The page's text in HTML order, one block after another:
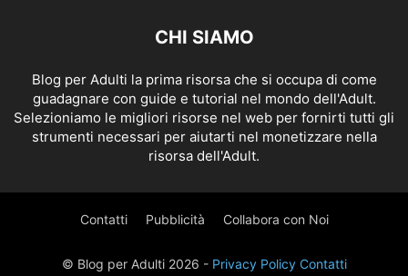
CHI SIAMO
Blog per Adulti la prima risorsa che si occupa di come
guadagnare con guide e tutorial nel mondo dell'Adult.
Selezioniamo le migliori risorse nel web per fornirti tutti gli
strumenti necessari per aiutarti nel monetizzare nella
risorsa dell'Adult.
Contatti Pubblicità Collabora con Noi
© Blog per Adulti 2026 - Privacy Policy Contatti